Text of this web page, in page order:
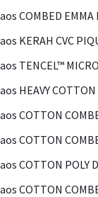
COMBED
KERAH CVC
TENCEL™
HEAVY
COTTON
COTTON
COTTON POLY
COTTON